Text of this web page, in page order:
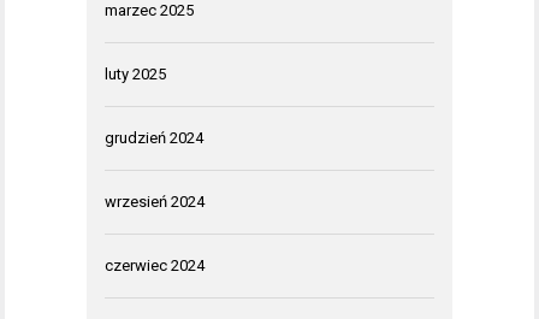
marzec 2025
luty 2025
grudzień 2024
wrzesień 2024
czerwiec 2024